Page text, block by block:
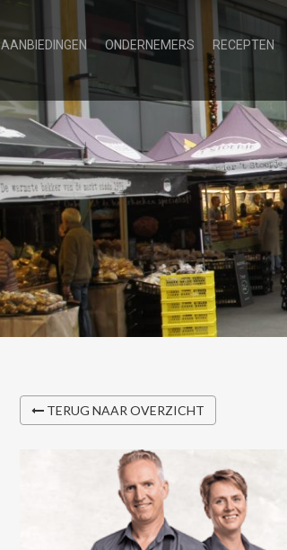
AANBIEDINGEN ONDERNEMERS RECEPTEN
TERUG NAAR OVERZICHT